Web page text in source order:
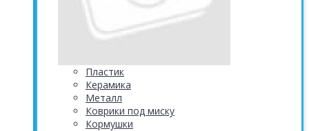
Пластик
Керамика
Металл
Коврики под миску
Кормушки